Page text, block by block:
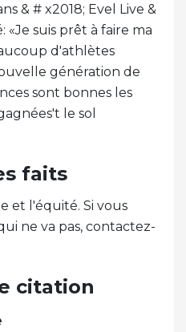
& # x2018; Evel Live &
«Je suis prêt à faire ma
d'athlètes
génération de
sont bonnes les
le sol
faits
et l'équité. Si vous
ne va pas, contactez-
citation